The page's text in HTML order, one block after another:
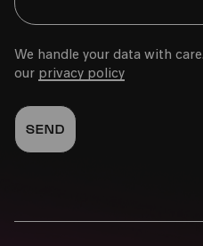
We handle your data with
our privacy policy